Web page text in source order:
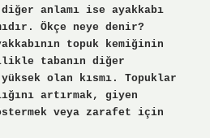
anlamı ise ayakkabı
Ökçe neye denir?
topuk kemiğinin
tabanın diğer
yüksek olan kısmı. Topuklar
artırmak, giyen
veya zarafet için